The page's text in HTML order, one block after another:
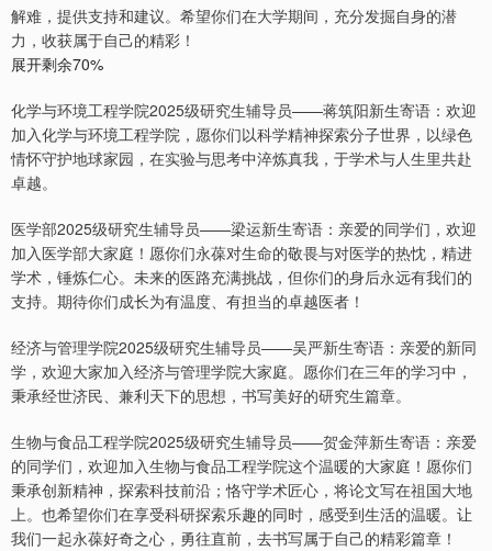
解难，提供支持和建议。希望你们在大学期间，充分发掘自身的潜
力，收获属于自己的精彩！
展开剩余70%
化学与环境工程学院2025级研究生辅导员——蒋筑阳新生寄语：欢迎
加入化学与环境工程学院，愿你们以科学精神探索分子世界，以绿色
情怀守护地球家园，在实验与思考中淬炼真我，于学术与人生里共赴
卓越。
医学部2025级研究生辅导员——梁运新生寄语：亲爱的同学们，欢迎
加入医学部大家庭！愿你们永葆对生命的敬畏与对医学的热忱，精进
学术，锤炼仁心。未来的医路充满挑战，但你们的身后永远有我们的
支持。期待你们成长为有温度、有担当的卓越医者！
经济与管理学院2025级研究生辅导员——吴严新生寄语：亲爱的新同
学，欢迎大家加入经济与管理学院大家庭。愿你们在三年的学习中，
秉承经世济民、兼利天下的思想，书写美好的研究生篇章。
生物与食品工程学院2025级研究生辅导员——贺金萍新生寄语：亲爱
的同学们，欢迎加入生物与食品工程学院这个温暖的大家庭！愿你们
秉承创新精神，探索科技前沿；恪守学术匠心，将论文写在祖国大地
上。也希望你们在享受科研探索乐趣的同时，感受到生活的温暖。让
我们一起永葆好奇之心，勇往直前，去书写属于自己的精彩篇章！